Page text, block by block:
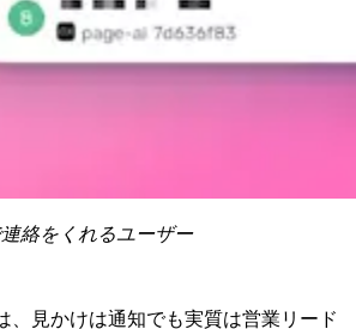
絡をくれるユーザー
、見かけは通知でも実質は営業リード